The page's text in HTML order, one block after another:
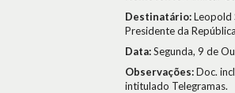
Destinatário:Leopold
Presidente da
Data:Segunda, 9 de
Observações:Doc.
intitulado Telegramas.